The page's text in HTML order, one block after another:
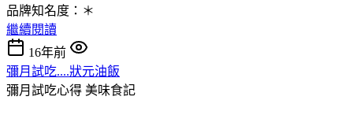
品牌知名度：＊
繼續閱讀
16年前
彌月試吃....狀元油飯
彌月試吃心得 美味食記